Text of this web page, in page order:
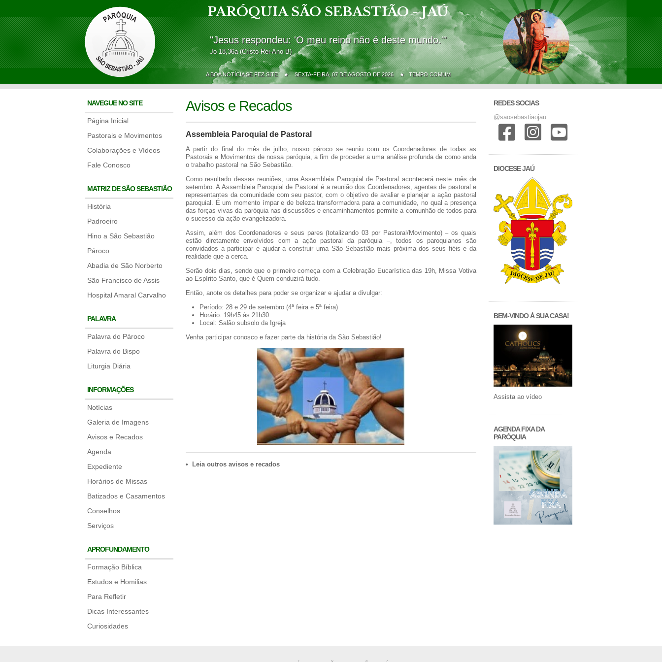
PARÓQUIA SÃO SEBASTIÃO - JAÚ
"Jesus respondeu: 'O meu reino não é deste mundo.'"
Jo 18,36a (Cristo Rei-Ano B)
A BOA NOTÍCIA SE FEZ SITE ★SEXTA-FEIRA, 07 DE AGOSTO DE 2026 ★ TEMPO COMUM
NAVEGUE NO SITE
Página Inicial
Pastorais e Movimentos
Colaborações e Vídeos
Fale Conosco
MATRIZ DE SÃO SEBASTIÃO
História
Padroeiro
Hino a São Sebastião
Pároco
Abadia de São Norberto
São Francisco de Assis
Hospital Amaral Carvalho
PALAVRA
Palavra do Pároco
Palavra do Bispo
Liturgia Diária
INFORMAÇÕES
Notícias
Galeria de Imagens
Avisos e Recados
Agenda
Expediente
Horários de Missas
Batizados e Casamentos
Conselhos
Serviços
APROFUNDAMENTO
Formação Bíblica
Estudos e Homilias
Para Refletir
Dicas Interessantes
Curiosidades
Avisos e Recados
Assembleia Paroquial de Pastoral
A partir do final do mês de julho, nosso pároco se reuniu com os Coordenadores de todas as
Pastorais e Movimentos de nossa paróquia, a fim de proceder a uma análise profunda de como anda
o trabalho pastoral na São Sebastião.
Como resultado dessas reuniões, uma Assembleia Paroquial de Pastoral acontecerá neste mês de
setembro. A Assembleia Paroquial de Pastoral é a reunião dos Coordenadores, agentes de pastoral e
representantes da comunidade com seu pastor, com o objetivo de avaliar e planejar a ação pastoral
paroquial. É um momento ímpar e de beleza transformadora para a comunidade, no qual a presença
das forças vivas da paróquia nas discussões e encaminhamentos permite a comunhão de todos para
o sucesso da ação evangelizadora.
Assim, além dos Coordenadores e seus pares (totalizando 03 por Pastoral/Movimento) – os quais
estão diretamente envolvidos com a ação pastoral da paróquia –, todos os paroquianos são
convidados a participar e ajudar a construir uma São Sebastião mais próxima dos seus fiéis e da
realidade que a cerca.
Serão dois dias, sendo que o primeiro começa com a Celebração Eucarística das 19h, Missa Votiva
ao Espírito Santo, que é Quem conduzirá tudo.
Então, anote os detalhes para poder se organizar e ajudar a divulgar:
Período: 28 e 29 de setembro (4ª feira e 5ª feira)
Horário: 19h45 às 21h30
Local: Salão subsolo da Igreja
Venha participar conosco e fazer parte da história da São Sebastião!
• Leia outros avisos e recados
REDES SOCIAS
@saosebastiaojau
DIOCESE JAÚ
BEM-VINDO À SUA CASA!
Assista ao vídeo
AGENDA FIXA DA
PARÓQUIA